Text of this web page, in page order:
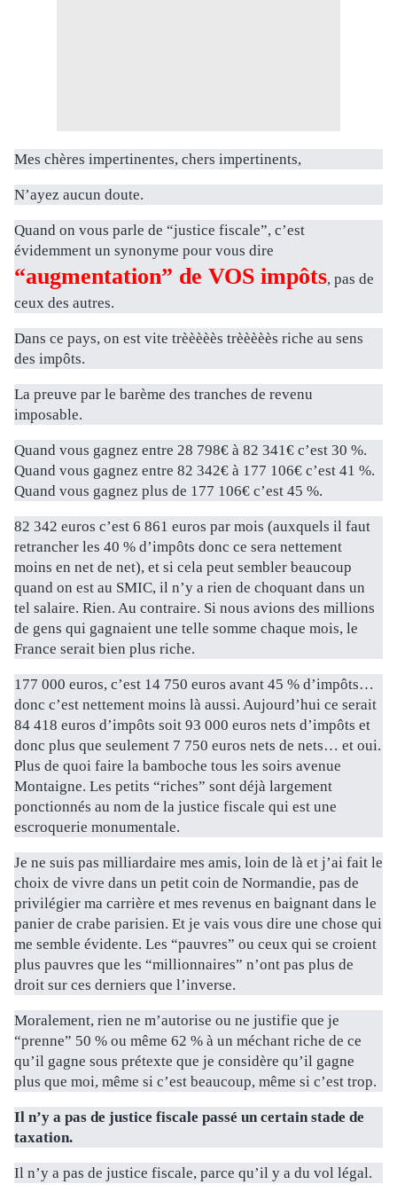
Mes chères impertinentes, chers impertinents,
N’ayez aucun doute.
Quand on vous parle de “justice fiscale”, c’est
évidemment un synonyme pour vous dire
“augmentation” de VOS impôts, pas de
ceux des autres.
Dans ce pays, on est vite trèèèèès trèèèèès riche au sens
des impôts.
La preuve par le barème des tranches de revenu
imposable.
Quand vous gagnez entre 28 798€ à 82 341€ c’est 30 %.
Quand vous gagnez entre 82 342€ à 177 106€ c’est 41 %.
Quand vous gagnez plus de 177 106€ c’est 45 %.
82 342 euros c’est 6 861 euros par mois (auxquels il faut
retrancher les 40 % d’impôts donc ce sera nettement
moins en net de net), et si cela peut sembler beaucoup
quand on est au SMIC, il n’y a rien de choquant dans un
tel salaire. Rien. Au contraire. Si nous avions des millions
de gens qui gagnaient une telle somme chaque mois, le
France serait bien plus riche.
177 000 euros, c’est 14 750 euros avant 45 % d’impôts…
donc c’est nettement moins là aussi. Aujourd’hui ce serait
84 418 euros d’impôts soit 93 000 euros nets d’impôts et
donc plus que seulement 7 750 euros nets de nets… et oui.
Plus de quoi faire la bamboche tous les soirs avenue
Montaigne. Les petits “riches” sont déjà largement
ponctionnés au nom de la justice fiscale qui est une
escroquerie monumentale.
Je ne suis pas milliardaire mes amis, loin de là et j’ai fait le
choix de vivre dans un petit coin de Normandie, pas de
privilégier ma carrière et mes revenus en baignant dans le
panier de crabe parisien. Et je vais vous dire une chose qui
me semble évidente. Les “pauvres” ou ceux qui se croient
plus pauvres que les “millionnaires” n’ont pas plus de
droit sur ces derniers que l’inverse.
Moralement, rien ne m’autorise ou ne justifie que je
“prenne” 50 % ou même 62 % à un méchant riche de ce
qu’il gagne sous prétexte que je considère qu’il gagne
plus que moi, même si c’est beaucoup, même si c’est trop.
Il n’y a pas de justice fiscale passé un certain stade de
taxation.
Il n’y a pas de justice fiscale, parce qu’il y a du vol légal.